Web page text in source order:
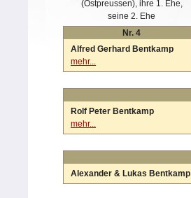
(Ostpreussen), ihre 1. Ehe,
seine 2. Ehe
Nr. 4
Alfred Gerhard Bentkamp
mehr...
Rolf Peter Bentkamp
mehr...
Alexander & Lukas Bentkamp